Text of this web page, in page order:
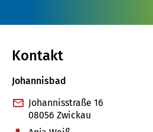
Kontakt
Johannisbad
Johannisstraße 16
08056 Zwickau